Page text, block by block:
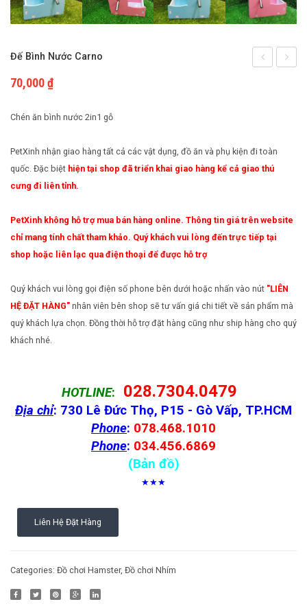
Cách nuôi động vật bò sát
Phụ kiện cho chim
Cách nuôi chim cảnh
chuồng
Đế Bình Nước Carno
70,000₫
Chén ăn bình nước 2in1 gỗ
PetXinh nhận giao hàng tất cả các vật dụng, đồ ăn và phụ kiện đi toàn
quốc. Đặc biệt hiện tại shop đã triển khai giao hàng kể cả giao thú
cưng đi liên tỉnh.
PetXinh không hỗ trợ mua bán hàng online. Thông tin giá trên website
chỉ mang tính chất tham khảo. Quý khách vui lòng đến trực tiếp tại
shop hoặc liên lạc qua điện thoại để được hỗ trợ
Quý khách vui lòng gọi điện số phone bên dưới hoặc nhấn vào nút "LIÊN
HỆ ĐẶT HÀNG" nhân viên bên shop sẽ tư vấn giá chi tiết về sản phẩm mà
quý khách lựa chọn. Đồng thời hỗ trợ đặt hàng cũng như ship hàng cho quý
khách nhé.
HOTLINE: 028.7304.0479
Địa chỉ: 730 Lê Đức Thọ, P15 - Gò Vấp, TP.HCM
Phone: 078.468.1010
Phone: 034.456.6869
(Bản đồ)
★★★
Liên Hệ Đặt Hàng
Categories: Đồ chơi Hamster, Đồ chơi Nhím